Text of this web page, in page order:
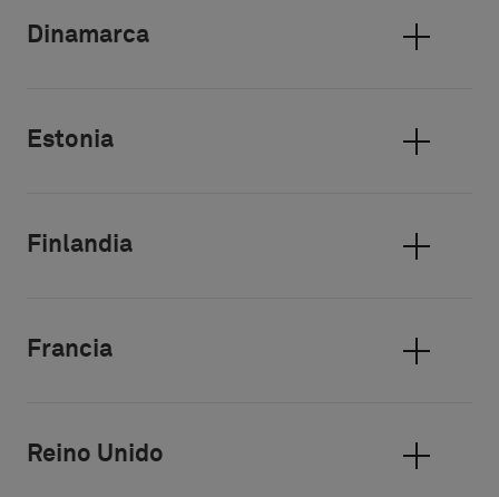
Dinamarca
Estonia
Finlandia
Francia
Reino Unido